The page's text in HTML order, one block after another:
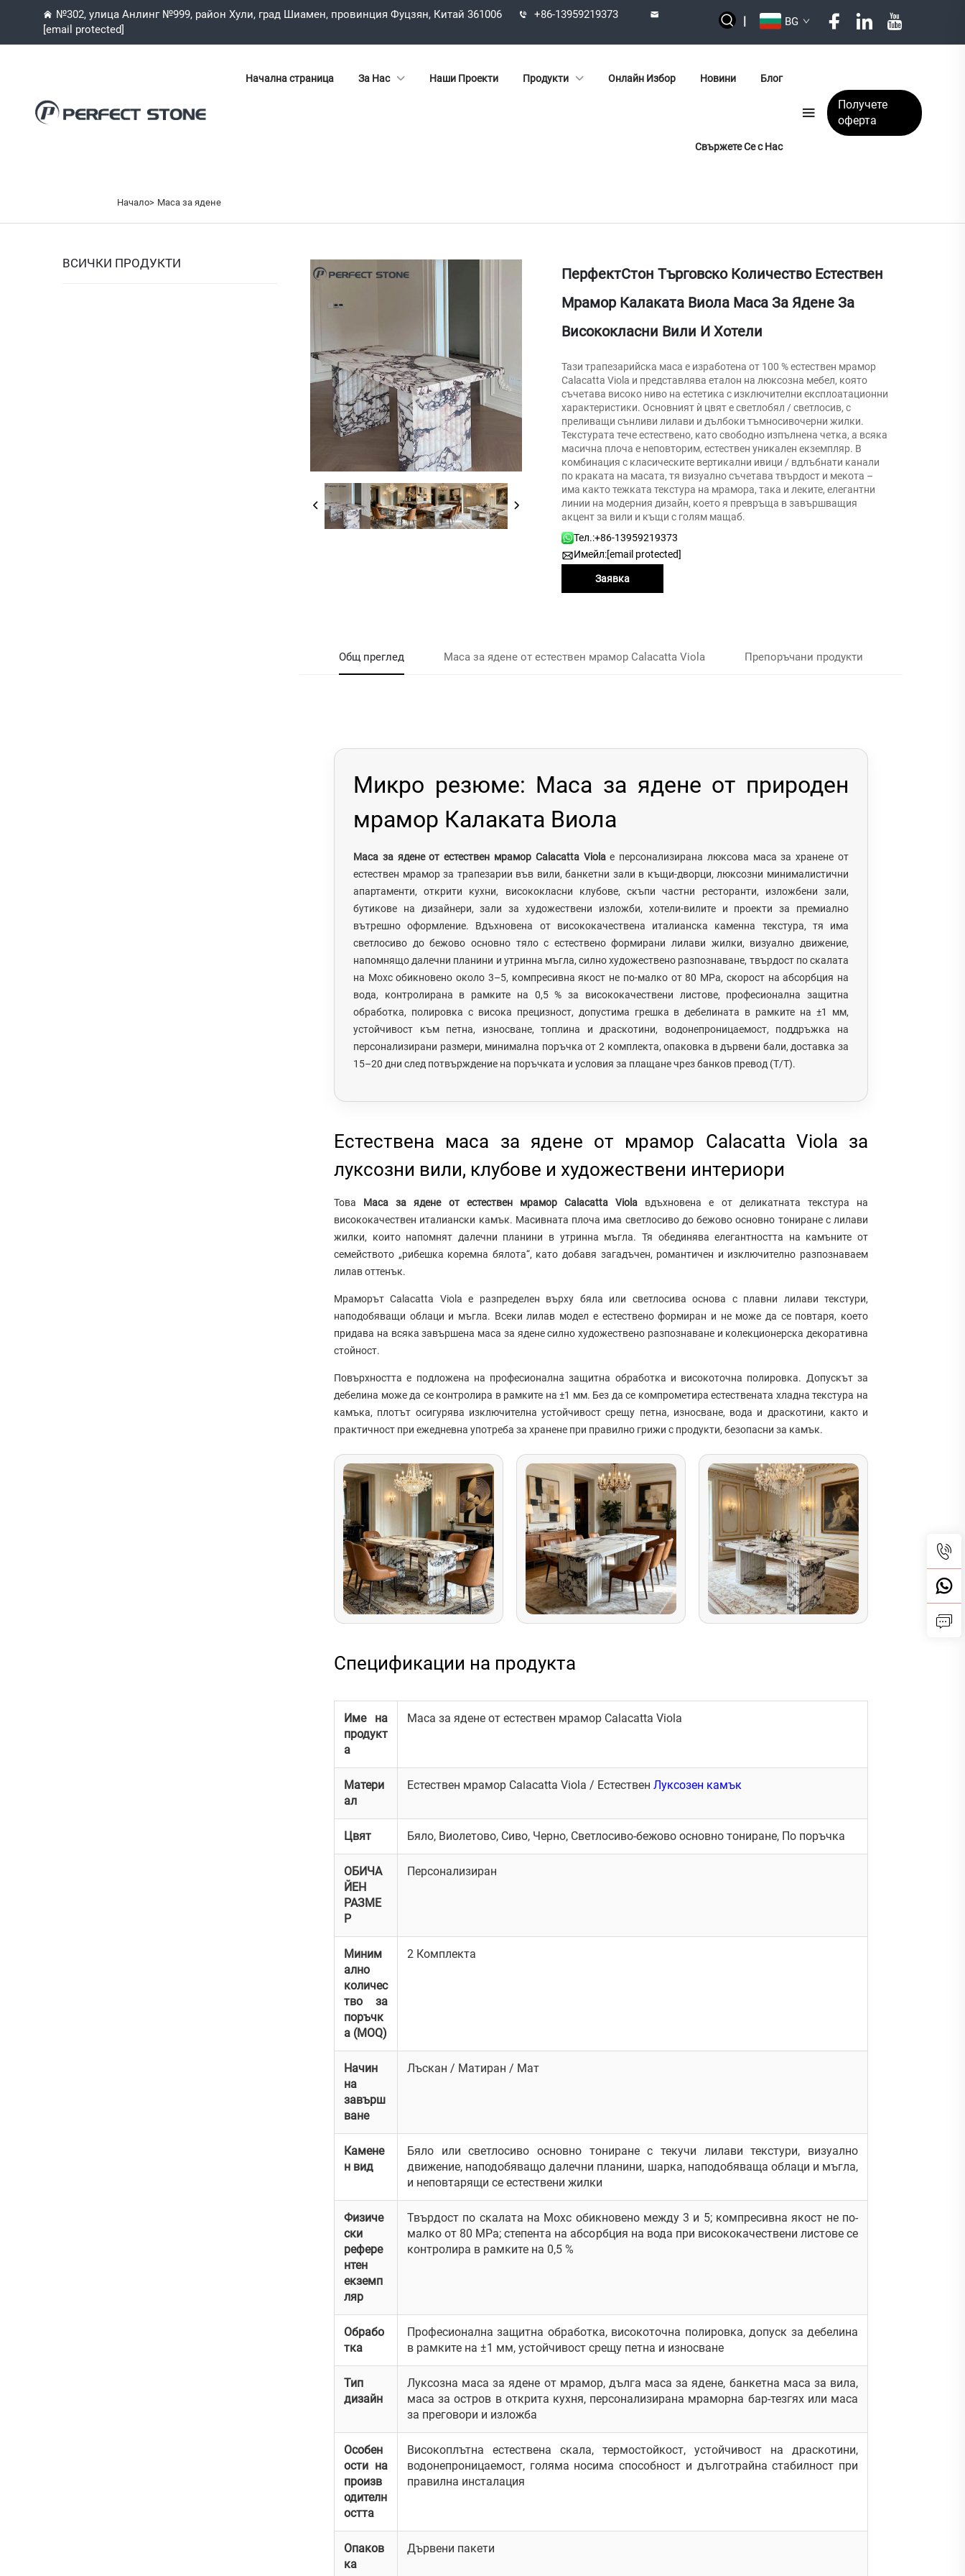
№302, улица Анлинг №999, район Хули, град Шиамен, провинция Фуцзян, Китай 361006
+86-13959219373
[email protected]
| BG
Начална страница За Нас Наши Проекти Продукти Онлайн Избор Новини Блог
Свържете Се с Нас
Получете
оферта
Начало> Маса за ядене
ВСИЧКИ ПРОДУКТИ
ПерфектСтон Търговско Количество Естествен
Мрамор Калаката Виола Маса За Ядене За
Висококласни Вили И Хотели
Тази трапезарийска маса е изработена от 100 % естествен мрамор
Calacatta Viola и представлява еталон на люксозна мебел, която
съчетава високо ниво на естетика с изключителни експлоатационни
характеристики. Основният ѝ цвят е светлобял / светлосив, с
преливащи сънливи лилави и дълбоки тъмносивочерни жилки.
Текстурата тече естествено, като свободно изпълнена четка, а всяка
масична плоча е неповторим, естествен уникален екземпляр. В
комбинация с класическите вертикални ивици / вдлъбнати канали
по краката на масата, тя визуално съчетава твърдост и мекота –
има както тежката текстура на мрамора, така и леките, елегантни
линии на модерния дизайн, което я превръща в завършващия
акцент за вили и къщи с голям мащаб.
Тел.:+86-13959219373
Имейл:[email protected]
Заявка
Общ преглед Маса за ядене от естествен мрамор Calacatta Viola Препоръчани продукти
Микро резюме: Маса за ядене от природен
мрамор Калаката Виола
Маса за ядене от естествен мрамор Calacatta Violaе персонализирана люксова маса за хранене от
естествен мрамор за трапезарии във вили, банкетни зали в къщи-дворци, люксозни минималистични
апартаменти, открити кухни, висококласни клубове, скъпи частни ресторанти, изложбени зали,
бутикове на дизайнери, зали за художествени изложби, хотели-вилите и проекти за премиално
вътрешно оформление. Вдъхновена от висококачествена италианска каменна текстура, тя има
светлосиво до бежово основно тяло с естествено формирани лилави жилки, визуално движение,
напомнящо далечни планини и утринна мъгла, силно художествено разпознаване, твърдост по скалата
на Мохс обикновено около 3–5, компресивна якост не по-малко от 80 MPa, скорост на абсорбция на
вода, контролирана в рамките на 0,5 % за висококачествени листове, професионална защитна
обработка, полировка с висока прецизност, допустима грешка в дебелината в рамките на ±1 мм,
устойчивост към петна, износване, топлина и драскотини, водонепроницаемост, поддръжка на
персонализирани размери, минимална поръчка от 2 комплекта, опаковка в дървени бали, доставка за
15–20 дни след потвърждение на поръчката и условия за плащане чрез банков превод (T/T).
Естествена маса за ядене от мрамор Calacatta Viola за
луксозни вили, клубове и художествени интериори
Това Маса за ядене от естествен мрамор Calacatta Viola вдъхновена е от деликатната текстура на
висококачествен италиански камък. Масивната плоча има светлосиво до бежово основно тониране с лилави
жилки, които напомнят далечни планини в утринна мъгла. Тя обединява елегантността на камъните от
семейството „рибешка коремна бялота“, като добавя загадъчен, романтичен и изключително разпознаваем
лилав оттенък.
Мраморът Calacatta Viola е разпределен върху бяла или светлосива основа с плавни лилави текстури,
наподобяващи облаци и мъгла. Всеки лилав модел е естествено формиран и не може да се повтаря, което
придава на всяка завършена маса за ядене силно художествено разпознаване и колекционерска декоративна
стойност.
Повърхността е подложена на професионална защитна обработка и високоточна полировка. Допускът за
дебелина може да се контролира в рамките на ±1 мм. Без да се компрометира естествената хладна текстура на
камъка, плотът осигурява изключителна устойчивост срещу петна, износване, вода и драскотини, както и
практичност при ежедневна употреба за хранене при правилно грижи с продукти, безопасни за камък.
Спецификации на продукта
Име на
продукт
а
Маса за ядене от естествен мрамор Calacatta Viola
Матери
ал
Естествен мрамор Calacatta Viola / Естествен Луксозен камък
Цвят Бяло, Виолетово, Сиво, Черно, Светлосиво-бежово основно тониране, По поръчка
ОБИЧА
ЙЕН
РАЗМЕ
Р
Персонализиран
Миним
ално
количес
тво за
поръчк
а (MOQ)
2 Комплекта
Начин
на
завърш
ване
Лъскан / Матиран / Мат
Камене
н вид
Бяло или светлосиво основно тониране с текучи лилави текстури, визуално
движение, наподобяващо далечни планини, шарка, наподобяваща облаци и мъгла,
и неповтарящи се естествени жилки
Физиче
ски
рефере
нтен
екземп
ляр
Твърдост по скалата на Мохс обикновено между 3 и 5; компресивна якост не по-
малко от 80 MPa; степента на абсорбция на вода при висококачествени листове се
контролира в рамките на 0,5 %
Обрабо
тка
Професионална защитна обработка, високоточна полировка, допуск за дебелина
в рамките на ±1 мм, устойчивост срещу петна и износване
Тип
дизайн
Луксозна маса за ядене от мрамор, дълга маса за ядене, банкетна маса за вила,
маса за остров в открита кухня, персонализирана мраморна бар-тезгях или маса
за преговори и изложба
Особен
ости на
произв
одителн
остта
Високоплътна естествена скала, термостойкост, устойчивост на драскотини,
водонепроницаемост, голяма носима способност и дълготрайна стабилност при
правилна инсталация
Опаков
ка
Дървени пакети